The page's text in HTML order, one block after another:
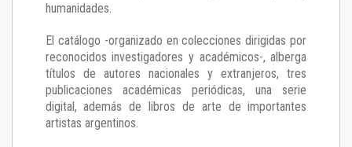
humanidades.
El catálogo -organizado en colecciones dirigidas por
reconocidos investigadores y académicos-, alberga
títulos de autores nacionales y extranjeros, tres
publicaciones académicas periódicas, una serie
digital, además de libros de arte de importantes
artistas argentinos.